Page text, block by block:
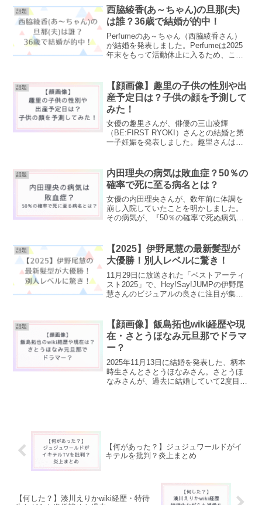
ません。実はさんまさん二千翔さんは血
縁関係がないですが、...
話題
西脇綾香(あ～ちゃん)の旦那(夫)
は誰？36歳で結婚が的中！
Perfumeのあ～ちゃん（西脇綾香さん）
が結婚を発表しました。Perfumeは2025
年末をもって活動休止に入るため、この
なりますね。また、36歳で結婚すると星
ひとみ...
話題
【顔画像】趣里の子供の性別や出
産予定日は？子供の顔を予測して
みた！
女優の趣里さんが、俳優の三山凌輝
（BE:FIRST RYOKI）さんとの結婚と第
一子妊娠を発表しました。趣里さんは父
予定ということもあり、大きな話題とな
っています。趣里...
話題
内田理央の病気は敗血症？50％の
確率で死に至る病名とは？
女優の内田理央さんが、数年前に体調を
崩し入院していたことを明かしました。
その病気が、『50％の確率で死ぬ病気』
50％の確率で死に至ってしまう病気とは
どんな病気だったの...
話題
【2025】伊野尾慧の最新髪型が
大優勝！別人レベルに驚き！
11月29日に放送された「ベストアーティ
スト2025」で、Hey!Say!JUMPの伊野尾
慧さんのビジュアルの良さに注目が集ま
て、かわいい印象を持っている方が多い
のではな...
話題
【顔画像】飯島拓也wiki経歴や現
在・さとうほなみ元旦那でドラマ
ー？
2025年11月13日に結婚を発表した、柄本
時生さんとさとうほなみさん。さとうほ
なみさんが、過去に結婚していて2度目の
【何があった？】ジュジュワールドがイ
キテルを批判？炎上まとめ
【何した？】湊川えりかwiki経歴・特待